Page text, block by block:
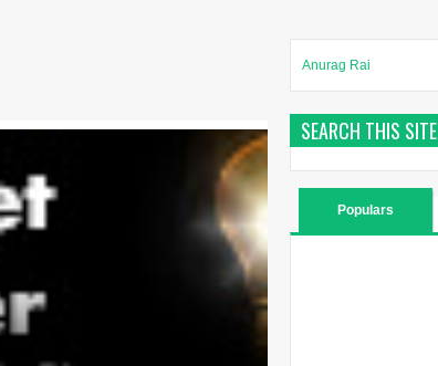
Anurag Rai
SEARCH THIS SITE
Populars